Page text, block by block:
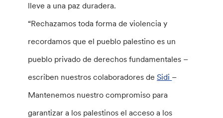
lleve a una paz duradera.
“Rechazamos toda forma de violencia y
recordamos que el pueblo palestino es un
pueblo privado de derechos fundamentales –
escriben nuestros colaboradores deSidi –
Mantenemos nuestro compromiso para
garantizar a los palestinos el acceso a los